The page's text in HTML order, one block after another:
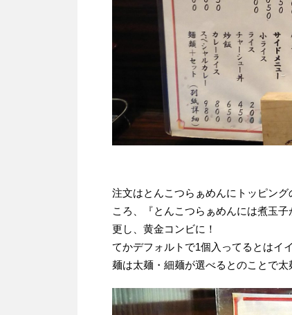
注文はとんこつらぁめんにトッピン
ころ、『とんこつらぁめんには煮玉
更し、黄金コンビに！
てかデフォルトで1個入ってるとはイ
麺は太麺・細麺が選べるとのことで太